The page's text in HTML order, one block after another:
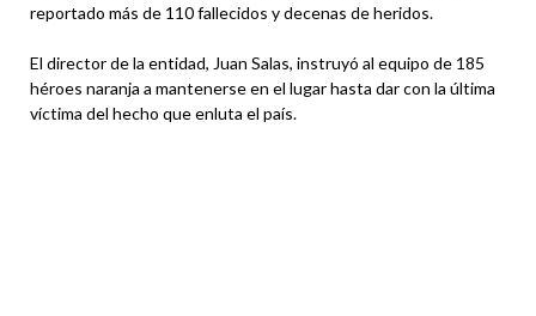
reportado más de 110 fallecidos y decenas de heridos.
El director de la entidad, Juan Salas, instruyó al equipo de 185
héroes naranja a mantenerse en el lugar hasta dar con la última
víctima del hecho que enluta el país.